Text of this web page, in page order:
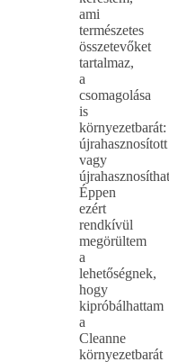
ami
természetes
összetevőket
tartalmaz,
a
csomagolása
is
környezetbarát:
újrahasznosított
vagy
Éppen
ezért
rendkívül
megörültem
a
lehetőségnek,
hogy
kipróbálhattam
a
Cleanne
környezetbarát